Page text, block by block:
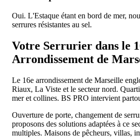
Oui. L'Estaque étant en bord de mer,
serrures résistantes au sel.
Votre Serrurier dans le
Arrondissement de
Le 16e arrondissement de Marseille
Riaux, La Viste et le secteur nord.
mer et collines. BS PRO intervient
Ouverture de porte, changement de
proposons des solutions adaptées à ce
multiples. Maisons de pêcheurs, villas,